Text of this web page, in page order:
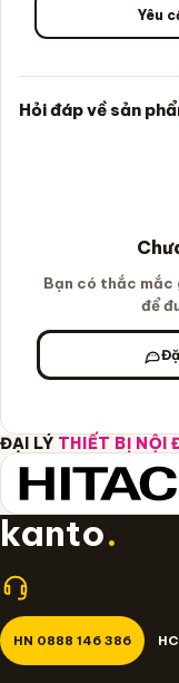
Yêu
Hỏi đáp về sản
Bạn có thắc mắc
để
ĐẠI LÝ THIẾT BỊ NỘI
kanto.
HN 0888 146 386